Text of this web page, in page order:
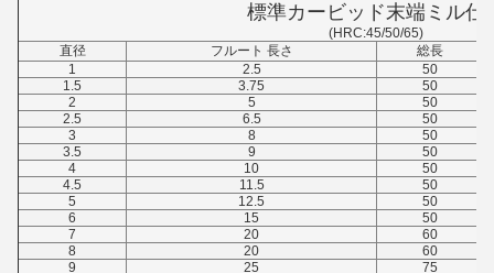
標準カービッド末端ミル仕
(HRC:45/50/65)
直径
フルート 長さ
総長
1
2.5
50
1.5
3.75
50
2
5
50
2.5
6.5
50
3
8
50
3.5
9
50
4
10
50
4.5
11.5
50
5
12.5
50
6
15
50
7
20
60
8
20
60
9
25
75